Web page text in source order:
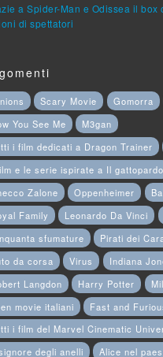
a Spider-Man e Odissea il box
di spettatori
Scary Movie Gomorra
You See Me
M3gan
i film dedicati a Dragon Trainer
e le serie ispirate a Il gattopardo
Zalone
Oppenheimer
Family
Leonardo Da Vinci
sfumature
Pirati dei
da corsa
Virus Indiana
Langdon
Harry Potter
movie italiani
Fast and
i film del Marvel Cinematic
degli anelli
Alice nel